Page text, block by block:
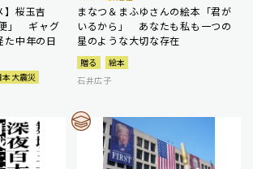
】桜玉吉
便」 ギャグ
た中年の日
本大震災
まなつ＆まふゆさんの絵本「君が
いるから」 あなたも私も一つの
星のような大切な存在
贈る
絵本
石井広子